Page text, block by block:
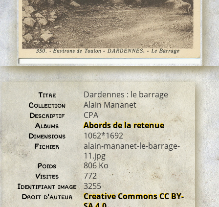
Titre Dardennes : le barrage
Collection Alain Mananet
Descriptif CPA
Albums Abords de la retenue
Dimensions 1062*1692
Fichier
alain-mananet-le-barrage-
11.jpg
Poids 806 Ko
Visites 772
Identifiant image 3255
Droit d'auteur
Creative Commons CC BY-